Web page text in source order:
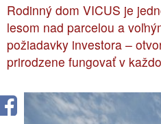
Rodinný dom VICUS je
lesom nad parcelou a
požiadavky investora –
prirodzene fungovať v